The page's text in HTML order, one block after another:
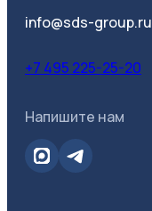
info@sds-group.ru
+7 495 225-25-20
Напишите нам